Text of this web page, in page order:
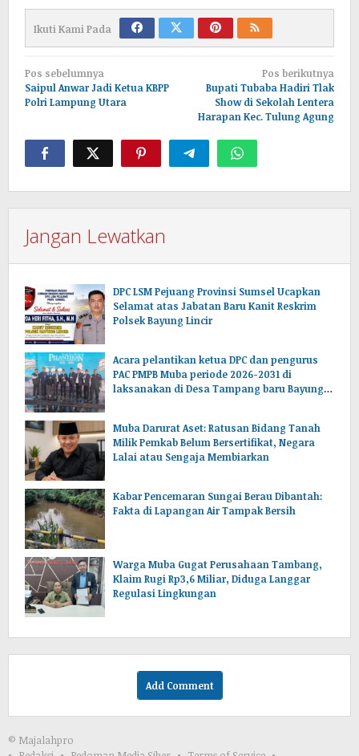
Ikuti Kami Pada
Navigasi
pos
Pos sebelumnya
Saipul Anwar Jadi Ketua KBPP
Polri Lampung Utara
Pos berikutnya
Bupati Tubaba Hadiri Tlak
Show di Sekolah Lentera
Harapan Kec. Tulung Agung
Jangan Lewatkan
DPC LSM Pejuang Provinsi Sumsel Ucapkan
Selamat atas Jabatan Baru Kanit Reskrim
Polsek Bayung Lincir
Acara pelantikan ketua DPC dan pengurus
PAC PMPB Muba periode 2026-2031 di
laksanakan di Desa Tampang baru Bayung
Muba Darurat Aset: Ratusan Bidang Tanah
Milik Pemkab Belum Bersertifikat, Negara
Lalai atau Sengaja Membiarkan
Kabar Pencemaran Sungai Berau Dibantah:
Fakta di Lapangan Air Tampak Bersih
Warga Muba Gugat Perusahaan Tambang,
Klaim Rugi Rp3,6 Miliar, Diduga Langgar
Regulasi Lingkungan
Add Comment
© Majalahpro